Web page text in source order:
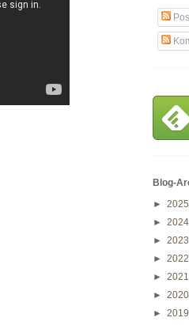
Blog-
► 2025
► 2024
► 2023
► 2022
► 2021
► 2020
► 2019